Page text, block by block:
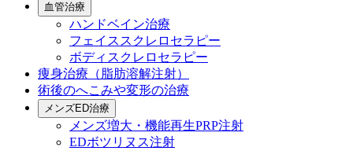
血管治療
ハンドベイン治療
フェイススクレロセラピー
ボディスクレロセラピー
痩身治療（脂肪溶解注射）
術後のへこみや変形の治療
メンズED治療
メンズ増大・機能再生PRP注射
EDボツリヌス注射